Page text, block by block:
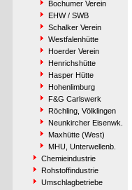
Bochumer Verein
EHW / SWB
Schalker Verein
Westfalenhütte
Hoerder Verein
Henrichshütte
Hasper Hütte
Hohenlimburg
F&G Carlswerk
Röchling, Völklingen
Neunkircher Eisenwk.
Maxhütte (West)
MHU, Unterwellenb.
Chemieindustrie
Rohstoffindustrie
Umschlagbetriebe